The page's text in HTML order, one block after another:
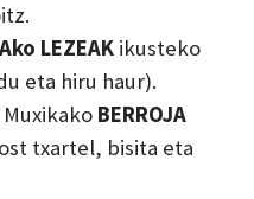
LEZEAK ikusteko
eta hiru haur).
Muxikako BERROJA
txartel, bisita eta